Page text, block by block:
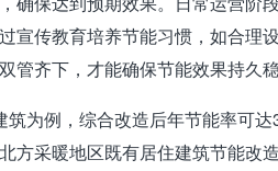
传教育培养节能习惯，如合理
齐下，才能确保节能效果持久稳
为例，综合改造后年节能率可
采暖地区既有居住建筑节能改